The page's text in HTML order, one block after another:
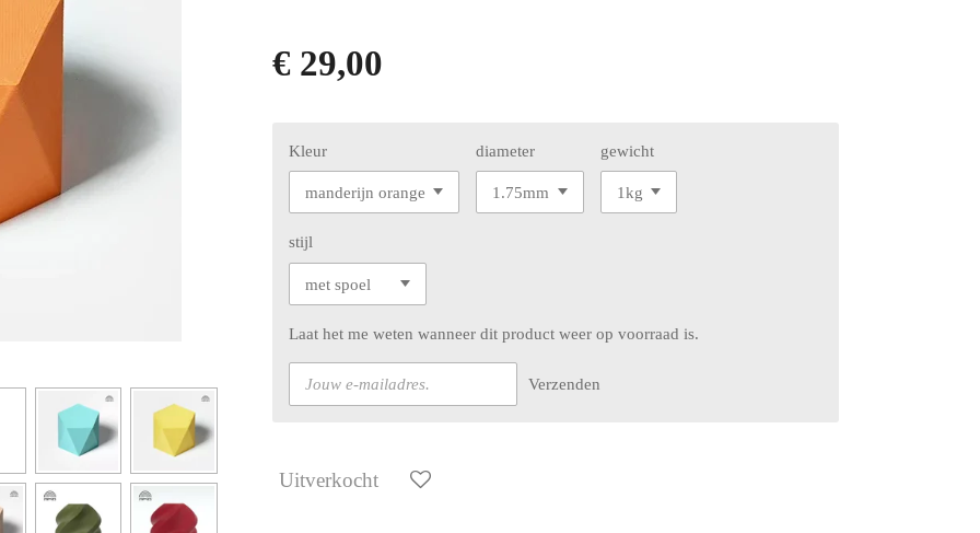
€ 29,00
Kleur diameter gewicht
stijl
Laat het me weten wanneer dit product weer op voorraad is.
Verzenden
Uitverkocht